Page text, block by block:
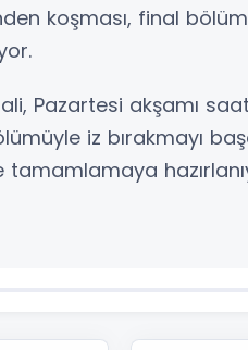
koşması, final
Pazartesi akşamı
iz bırakmayı